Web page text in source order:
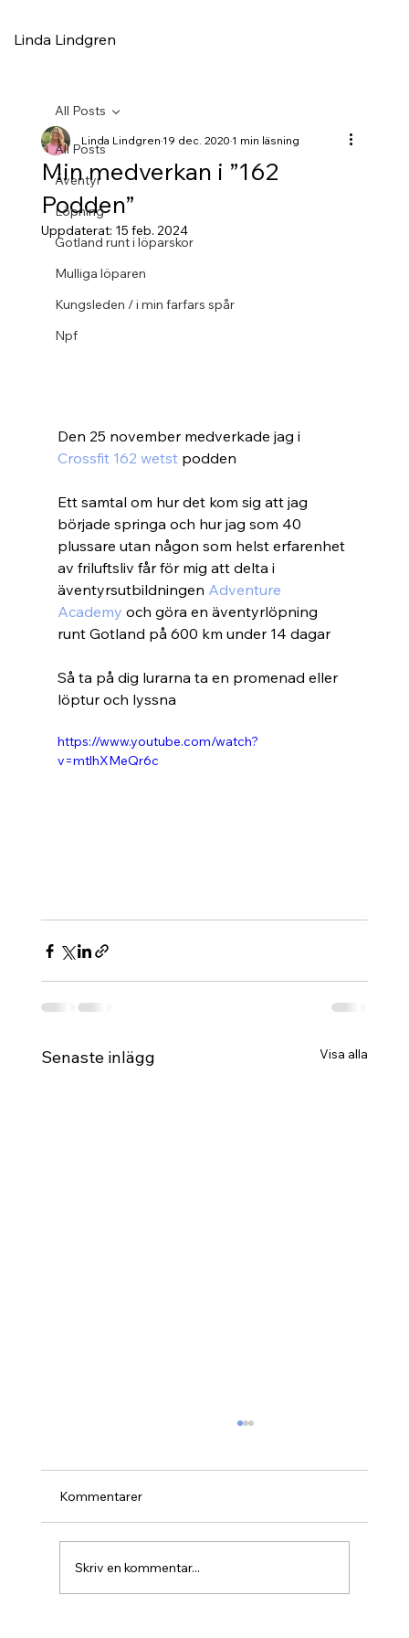
Linda Lindgren
All Posts
Äventyr
Löpning
Gotland runt i löparskor
Mulliga löparen
Kungsleden / i min farfars spår
Npf
All Posts
Min medverkan i ”162
Podden”
Linda Lindgren19 dec. 20201 min läsning
Uppdaterat: 15 feb. 2024
Den 25 november medverkade jag i
Crossfit 162 wetst podden
Ett samtal om hur det kom sig att jag
började springa och hur jag som 40
plussare utan någon som helst erfarenhet
av friluftsliv får för mig att delta i
äventyrsutbildningen Adventure
Academy och göra en äventyrlöpning
runt Gotland på 600 km under 14 dagar
Så ta på dig lurarna ta en promenad eller
löptur och lyssna
https://www.youtube.com/watch?
v=mtlhXMeQr6c
Senaste inlägg Visa alla
Kommentarer
Skriv en kommentar...